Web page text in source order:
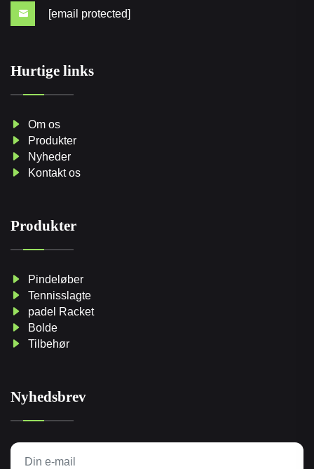
[email protected]
Hurtige links
Om os
Produkter
Nyheder
Kontakt os
Produkter
Pindeløber
Tennisslagte
padel Racket
Bolde
Tilbehør
Nyhedsbrev